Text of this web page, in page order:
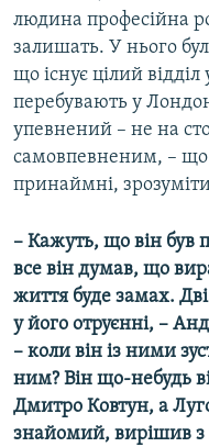
людина професійна
залишать. У нього
що існує цілий
перебувають у
упевнений – не на
самовпевненим, –
принаймні,
– Кажуть, що він був
все він думав, що
життя буде замах.
у його отруєнні, –
– коли він із ними
ним? Він що-небудь
Дмитро Ковтун, а
знайомий, вирішив з